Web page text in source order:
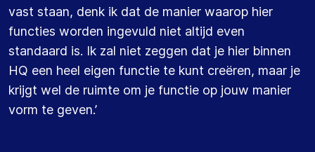
vast staan, denk ik dat de manier waarop hier
functies worden ingevuld niet altijd even
standaard is. Ik zal niet zeggen dat je hier binnen
HQ een heel eigen functie te kunt creëren, maar je
krijgt wel de ruimte om je functie op jouw manier
vorm te geven.’